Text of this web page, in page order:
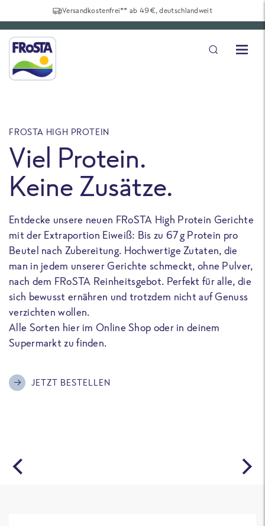
Versandkostenfrei** ab 49€, deutschlandweit
FROSTA HIGH PROTEIN
Viel Protein.
Keine Zusätze.
Entdecke unsere neuen FRoSTA High Protein Gerichte
mit der Extraportion Eiweiß: Bis zu 67 g Protein pro
Beutel nach Zubereitung. Hochwertige Zutaten, die
man in jedem unserer Gerichte schmeckt, ohne Pulver,
nach dem FRoSTA Reinheitsgebot. Perfekt für alle, die
sich bewusst ernähren und trotzdem nicht auf Genuss
verzichten wollen.
Alle Sorten hier im Online Shop oder in deinem
Supermarkt zu finden.
JETZT BESTELLEN